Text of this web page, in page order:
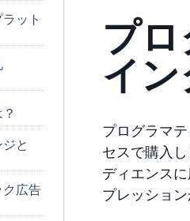
ット
と
ク広告
プ
イン
プログラマ
セスで購入
ディエンス
プレッショ